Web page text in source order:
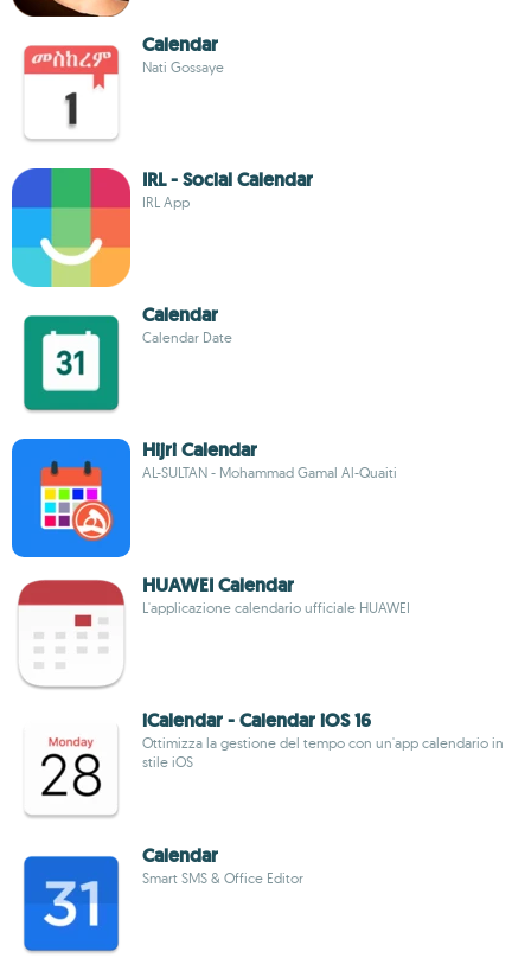
Calendar
Nati Gossaye
IRL - Social Calendar
IRL App
Calendar
Calendar Date
Hijri Calendar
AL-SULTAN - Mohammad Gamal Al-Quaiti
HUAWEI Calendar
L'applicazione calendario ufficiale HUAWEI
iCalendar - Calendar iOS 16
Ottimizza la gestione del tempo con un'app calendario in
stile iOS
Calendar
Smart SMS & Office Editor